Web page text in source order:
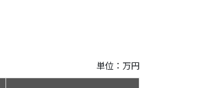
単位：万円